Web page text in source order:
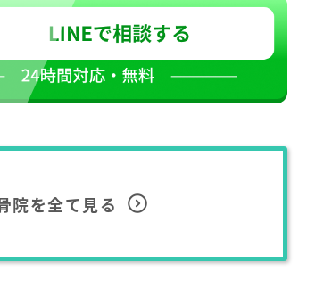
院を全て見る